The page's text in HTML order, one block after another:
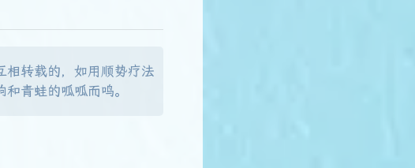
相转载的，如用顺势疗法
青蛙的呱呱而鸣。